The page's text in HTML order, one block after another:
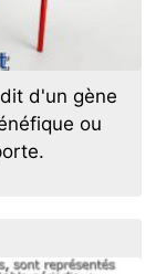
d'un gène
ou